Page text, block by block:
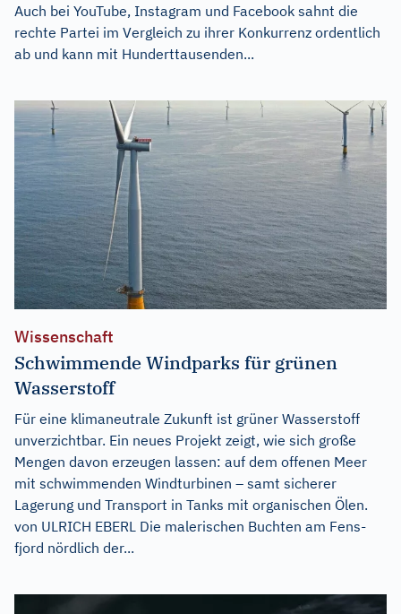
Auch bei YouTube, Instagram und Facebook sahnt die
rechte Partei im Vergleich zu ihrer Konkurrenz ordentlich
ab und kann mit Hunderttausenden...
Wissenschaft
Schwimmende Windparks für grünen
Wasserstoff
Für eine klimaneutrale Zukunft ist grüner Wasserstoff
unverzichtbar. Ein neues Projekt zeigt, wie sich große
Mengen davon erzeugen lassen: auf dem offenen Meer
mit schwimmenden Windturbinen – samt sicherer
Lagerung und Transport in Tanks mit organischen Ölen.
von ULRICH EBERL Die malerischen Buchten am Fens-
fjord nördlich der...